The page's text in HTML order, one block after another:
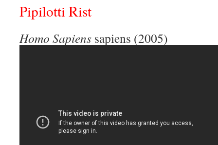
Pipilotti Rist
Homo Sapiens sapiens (2005)